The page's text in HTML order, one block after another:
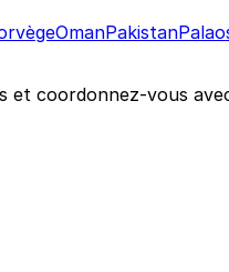
OmanPakistan
et coordonnez-vous